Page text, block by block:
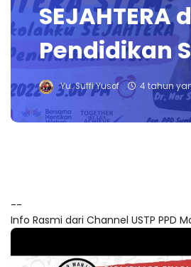
SEJAHTERA
Pendidikan
Yu. Suffi Yusof 4 tahun
--
Info Rasmi dari Channel USTP PPD